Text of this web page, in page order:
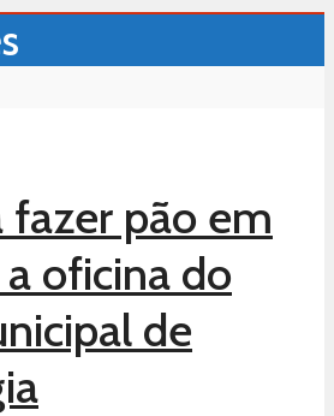
fazer pão em
oficina do
de